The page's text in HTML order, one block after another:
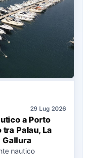
29 Lug 2026
a Porto
Palau, La
Gallura
nautico